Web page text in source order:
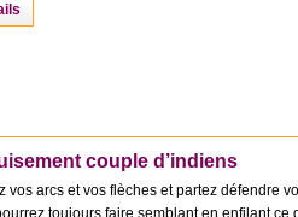
couple d’indiens
vos arcs et vos flèches et partez défendre
toujours faire semblant en enfilant ce